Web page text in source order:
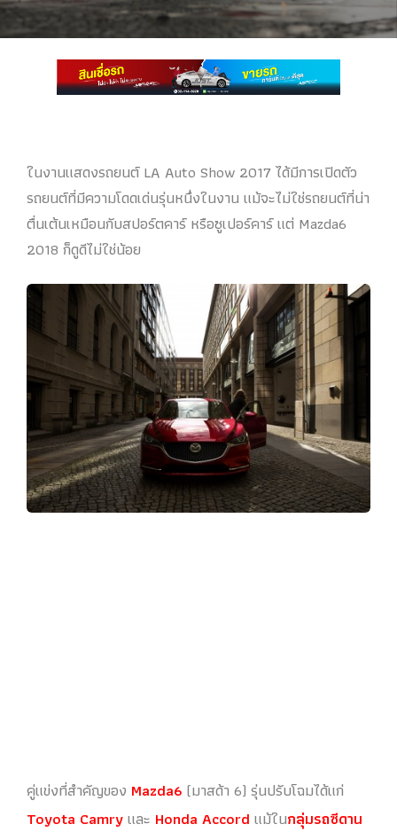
ในงานแสดงรถยนต์ LA Auto Show 2017 ได้มีการเปิดตัว
รถยนต์ที่มีความโดดเด่นรุ่นหนึ่งในงาน แม้จะไม่ใช่รถยนต์ที่น่า
ตื่นเต้นเหมือนกับสปอร์ตคาร์ หรือซูเปอร์คาร์ แต่ Mazda6
2018 ก็ดูดีไม่ใช่น้อย
คู่แข่งที่สำคัญของ Mazda6 (มาสด้า 6) รุ่นปรับโฉมได้แก่
Toyota Camryและ Honda Accord แม้ในกลุ่มรถซีดาน